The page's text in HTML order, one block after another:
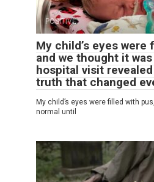
POSITIVE
My child’s eyes were
and we thought it
hospital visit
truth that changed
My child’s eyes were filled with
normal until